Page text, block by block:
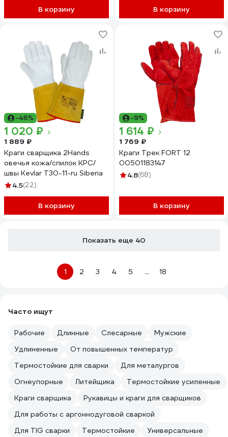
В корзину В корзину
-46%
1 020 ₽
1 889 ₽
Краги сварщика 2Hands
овечья кожа/спилок КРС/
швы Kevlar Т30-11-ru Siberia
4.5(22)
В корзину
-9%
1 614 ₽
1 769 ₽
Краги Трек FORT 12
00501183147
4.8(68)
В корзину
Показать еще 40
1 2 3 4 5 ... 18
Часто ищут
Рабочие Длинные Слесарные
Мужские
Удлиненные
От повышенных температур
Термостойкие для сварки
Для металургов
Огнеупорные
Литейщика
Термостойкие усиленные
Краги сварщика
Рукавицы и краги для сварщиков
Для работы с аргоннодуговой сваркой
Для TIG сварки
Термостойкие
Универсальные